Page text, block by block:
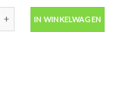
400ml aantal
51475 rood metallic
IN WINKELWAGEN